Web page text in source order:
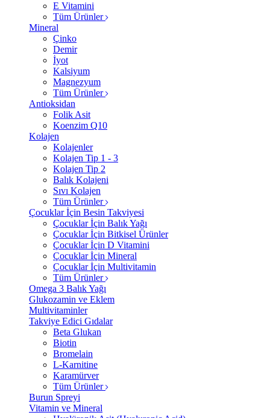
E Vitamini
Tüm Ürünler
Mineral
Çinko
Demir
İyot
Kalsiyum
Magnezyum
Tüm Ürünler
Antioksidan
Folik Asit
Koenzim Q10
Kolajen
Kolajenler
Kolajen Tip 1 - 3
Kolajen Tip 2
Balık Kolajeni
Sıvı Kolajen
Tüm Ürünler
Çocuklar İçin Besin Takviyesi
Çocuklar İçin Balık Yağı
Çocuklar İçin Bitkisel Ürünler
Çocuklar İçin D Vitamini
Çocuklar İçin Mineral
Çocuklar İçin Multivitamin
Tüm Ürünler
Omega 3 Balık Yağı
Glukozamin ve Eklem
Multivitaminler
Takviye Edici Gıdalar
Beta Glukan
Biotin
Bromelain
L-Karnitine
Karamürver
Tüm Ürünler
Burun Spreyi
Vitamin ve Mineral